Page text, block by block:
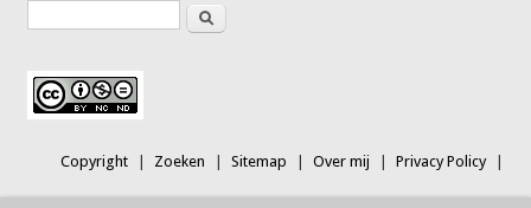
Search formSearch
Copyright Zoeken Sitemap Over mij Privacy Policy